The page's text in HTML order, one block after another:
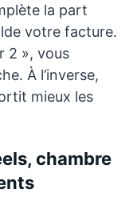
la part
votre facture.
2 », vous
À l’inverse,
mieux les
chambre